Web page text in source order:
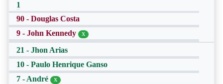
1
90 - Douglas Costa
9 - John Kennedy
X
21 - Jhon Arias
10 - Paulo Henrique Ganso
7 - André
X